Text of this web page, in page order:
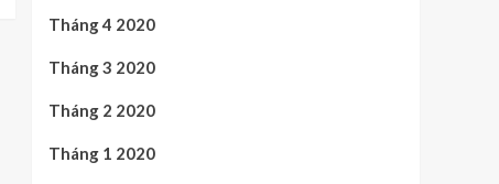
Tháng 4 2020
Tháng 3 2020
Tháng 2 2020
Tháng 1 2020